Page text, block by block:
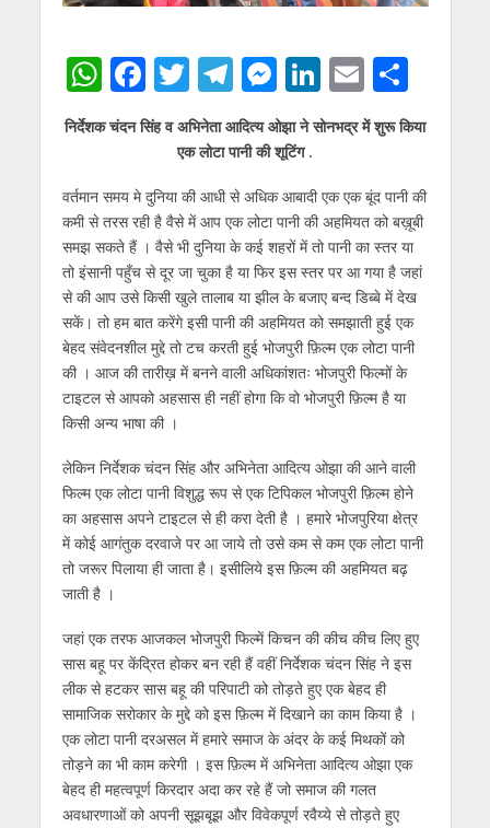
W
h
at
A
p
p
F
ac
e
b
o
o
k
T
w
itt
er
T
el
e
gr
a
m
M
e
ss
n
g
er
Li
n
k
dI
n
E
m
ai
l
S
h
ar
e
निर्देशक चंदन सिंह व अभिनेता आदित्य ओझा ने सोनभद्र में शुरू किया
एक लोटा पानी की शूटिंग .
वर्तमान समय मे दुनिया की आधी से अधिक आबादी एक एक बूंद पानी की
कमी से तरस रही है वैसे में आप एक लोटा पानी की अहमियत को बख़ूबी
समझ सकते हैं । वैसे भी दुनिया के कई शहरों में तो पानी का स्तर या
तो इंसानी पहुँच से दूर जा चुका है या फिर इस स्तर पर आ गया है जहां
से की आप उसे किसी खुले तालाब या झील के बजाए बन्द डिब्बे में देख
सकें। तो हम बात करेंगे इसी पानी की अहमियत को समझाती हुई एक
बेहद संवेदनशील मुद्दे तो टच करती हुई भोजपुरी फ़िल्म एक लोटा पानी
की । आज की तारीख़ में बनने वाली अधिकांशतः भोजपुरी फिल्मों के
टाइटल से आपको अहसास ही नहीं होगा कि वो भोजपुरी फ़िल्म है या
किसी अन्य भाषा की ।
लेकिन निर्देशक चंदन सिंह और अभिनेता आदित्य ओझा की आने वाली
फिल्म एक लोटा पानी विशुद्ध रूप से एक टिपिकल भोजपुरी फ़िल्म होने
का अहसास अपने टाइटल से ही करा देती है । हमारे भोजपुरिया क्षेत्र
में कोई आगंतुक दरवाजे पर आ जाये तो उसे कम से कम एक लोटा पानी
तो जरूर पिलाया ही जाता है। इसीलिये इस फ़िल्म की अहमियत बढ़
जाती है ।
जहां एक तरफ आजकल भोजपुरी फिल्में किचन की कीच कीच लिए हुए
सास बहू पर केंद्रित होकर बन रही हैं वहीं निर्देशक चंदन सिंह ने इस
लीक से हटकर सास बहू की परिपाटी को तोड़ते हुए एक बेहद ही
सामाजिक सरोकार के मुद्दे को इस फ़िल्म में दिखाने का काम किया है ।
एक लोटा पानी दरअसल में हमारे समाज के अंदर के कई मिथकों को
तोड़ने का भी काम करेगी । इस फ़िल्म में अभिनेता आदित्य ओझा एक
बेहद ही महत्वपूर्ण किरदार अदा कर रहे हैं जो समाज की गलत
अवधारणाओं को अपनी सूझबूझ और विवेकपूर्ण रवैय्ये से तोड़ते हुए